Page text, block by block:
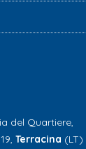
del Quartiere,
Terracina (LT)